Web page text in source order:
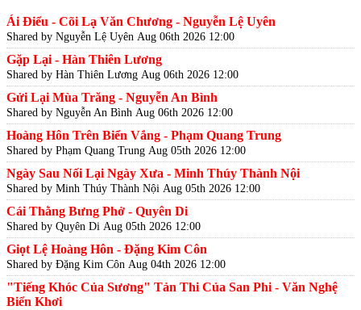
Ái Điểu - Cõi Lạ Văn Chương - Nguyễn Lệ Uyên
Shared by Nguyễn Lệ Uyên Aug 06th 2026 12:00
Gặp Lại - Hàn Thiên Lương
Shared by Hàn Thiên Lương Aug 06th 2026 12:00
Gửi Lại Mùa Trăng - Nguyễn An Bình
Shared by Nguyễn An Bình Aug 06th 2026 12:00
Hoàng Hôn Trên Biển Vắng - Phạm Quang Trung
Shared by Phạm Quang Trung Aug 05th 2026 12:00
Ngày Sau Nối Lại Ngày Xưa - Minh Thúy Thành Nội
Shared by Minh Thúy Thành Nội Aug 05th 2026 12:00
Cái Thằng Bưng Phở - Quyên Di
Shared by Quyên Di Aug 05th 2026 12:00
Giọt Lệ Hoàng Hôn - Đặng Kim Côn
Shared by Đặng Kim Côn Aug 04th 2026 12:00
"Tiếng Khóc Của Sương" Tản Thi Của San Phi - Văn Nghệ
Biển Khơi